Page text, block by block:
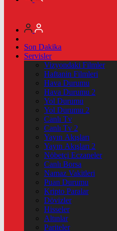
Son Dakika
Servisler
Vizyondaki Filmler
Haftanin Filmleri
Hava Durumu
Hava Durumu 2
Yol Durumu
Yol Durumu 2
Canlı Tv
Canlı Tv 2
Yayın Akışları
Yayın Akışları 2
Nöbetçi Eczaneler
Canlı Borsa
Namaz Vakitleri
Puan Durumu
Kripto Paralar
Dövizler
Hisseler
Altınlar
Pariteler